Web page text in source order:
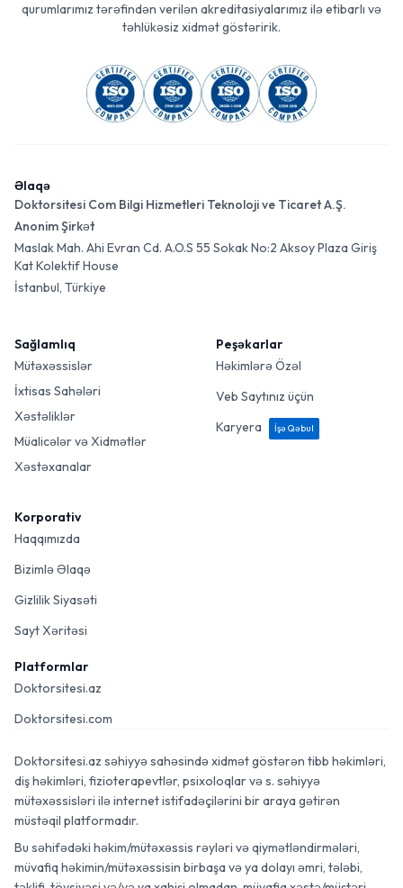
qurumlarımız tərəfindən verilən akreditasiyalarımız ilə etibarlı və
təhlükəsiz xidmət göstəririk.
Əlaqə
Doktorsitesi Com Bilgi Hizmetleri Teknoloji ve Ticaret A.Ş.
Anonim Şirkət
Maslak Mah. Ahi Evran Cd. A.O.S 55 Sokak No:2 Aksoy Plaza Giriş
Kat Kolektif House
İstanbul, Türkiye
Sağlamlıq
Mütəxəssislər
İxtisas Sahələri
Xəstəliklər
Müalicələr və Xidmətlər
Xəstəxanalar
Peşəkarlar
Həkimlərə Özəl
Veb Saytınız üçün
Karyera
İşə Qəbul
Korporativ
Haqqımızda
Bizimlə Əlaqə
Gizlilik Siyasəti
Sayt Xəritəsi
Platformlar
Doktorsitesi.az
Doktorsitesi.com
Doktorsitesi.az səhiyyə sahəsində xidmət göstərən tibb həkimləri,
diş həkimləri, fizioterapevtlər, psixoloqlar və s. səhiyyə
mütəxəssisləri ilə internet istifadəçilərini bir araya gətirən
müstəqil platformadır.
Bu səhifədəki həkim/mütəxəssis rəyləri və qiymətləndirmələri,
müvafiq həkimin/mütəxəssisin birbaşa və ya dolayı əmri, tələbi,